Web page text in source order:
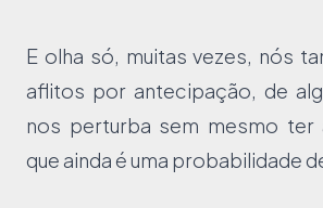
E olha só, muitas vezes, nós
aflitos por antecipação, de
nos perturba sem mesmo ter
que ainda é uma probabilidade